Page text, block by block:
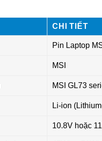
CHI TIẾT
Pin Laptop
MSI
MSI GL73
Li-ion
10.8V hoặc